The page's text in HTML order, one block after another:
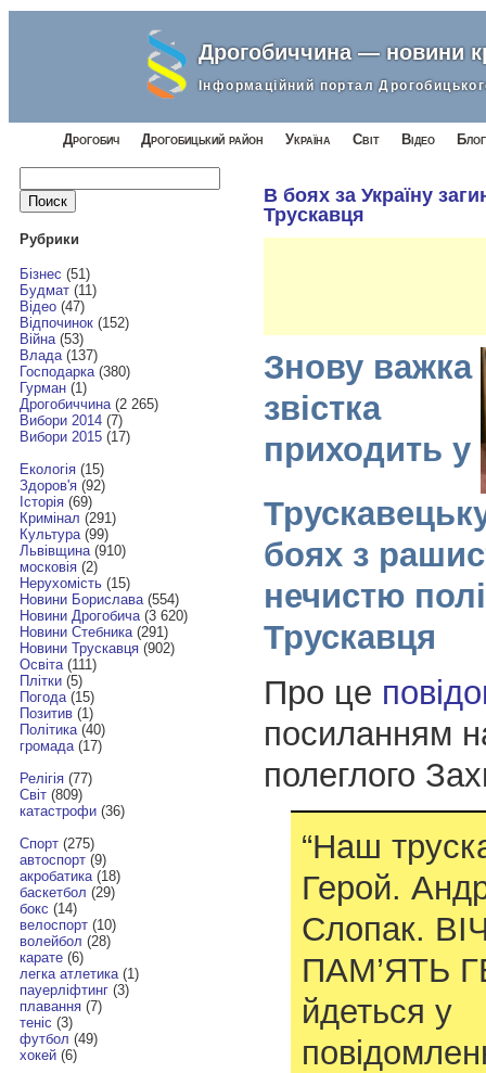
Дрогобиччина — новини
Інформаційний портал
Дрогобич Дрогобицький район Україна Світ Відео
Найти:
Рубрики
Бізнес (51)
Будмат(11)
Відео(47)
Відпочинок(152)
Війна(53)
Влада(137)
Господарка(380)
Гурман(1)
Дрогобиччина(2 265)
Вибори 2014(7)
Вибори 2015(17)
Екологія(15)
Здоров'я(92)
Історія(69)
Кримінал (291)
Культура(99)
Львівщина(910)
московія(2)
Нерухомість(15)
Новини Борислава(554)
Новини Дрогобича(3 620)
Новини Стебника(291)
Новини Трускавця(902)
Освіта(111)
Плітки(5)
Погода(15)
Позитив(1)
Політика(40)
громада(17)
Релігія(77)
Світ(809)
катастрофи(36)
Спорт(275)
автоспорт(9)
акробатика(18)
баскетбол (29)
бокс (14)
велоспорт(10)
волейбол (28)
карате(6)
легка атлетика(1)
пауерліфтинг(3)
плавання(7)
теніс (3)
футбол (49)
хокей(6)
В боях за Україну
Трускавця
Знову важка
звістка
приходить у
боях з
нечистю
Трускавця
Про це
посиланням
полеглого
“Наш
Герой.
Слопак.
ПАМ’ЯТЬ
йдеться у